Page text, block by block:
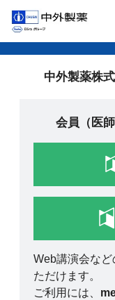
中外製薬株
会員（医
Web講演会な
ただけます。
ご利用には、